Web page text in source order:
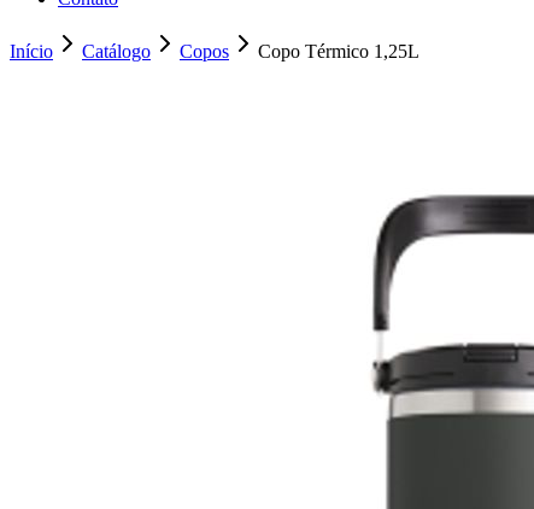
Início Catálogo Copos Copo Térmico 1,25L